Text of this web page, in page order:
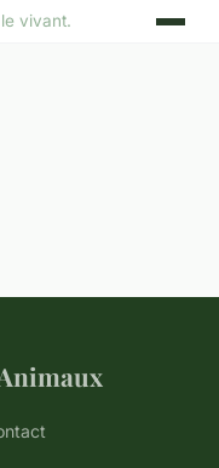
vivant.